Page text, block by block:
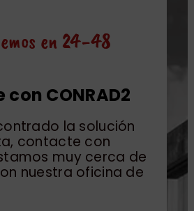
en 24-48
CONRAD2
la solución
contacte con
muy cerca de
nuestra oficina de